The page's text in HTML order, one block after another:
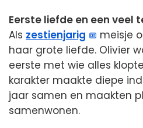
Eerste liefde en een veel
Als zestienjarig
meisje
haar grote liefde. Olivier
eerste met wie alles
karakter maakte diepe
jaar samen en maakten
samenwonen.